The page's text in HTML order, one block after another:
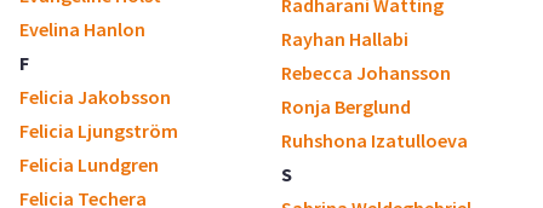
Evelina Hanlon
F
Felicia Jakobsson
Felicia Ljungström
Felicia Lundgren
Felicia Techera
Radharani Watting
Rayhan Hallabi
Rebecca Johansson
Ronja Berglund
Ruhshona Izatulloeva
S